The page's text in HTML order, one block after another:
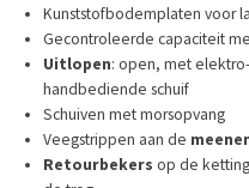
Kunststofbodemplaten voor
Gecontroleerde capaciteit
Uitlopen: open, met
handbediende schuif
Schuiven met morsopvang
Veegstrippen aan de
Retourbekers op de